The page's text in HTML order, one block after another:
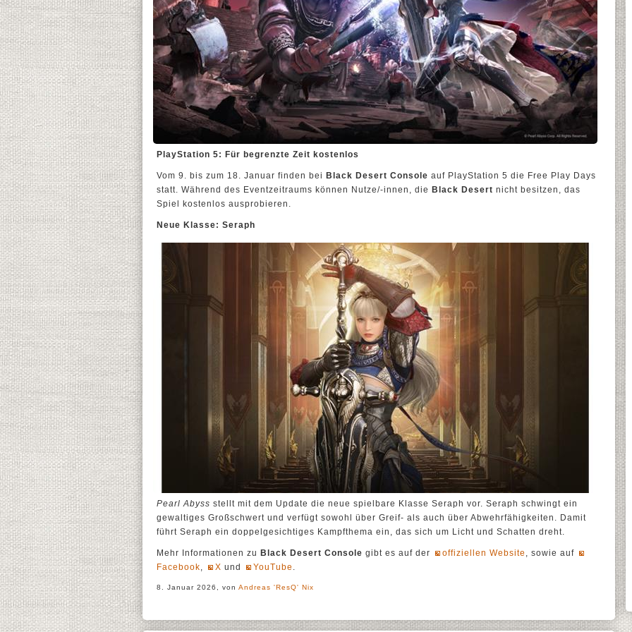
PlayStation 5: Für begrenzte Zeit kostenlos
Vom 9. bis zum 18. Januar finden bei Black Desert Console auf PlayStation 5 die Free Play Days
statt. Während des Eventzeitraums können Nutze/-innen, die Black Desert nicht besitzen, das
Spiel kostenlos ausprobieren.
Neue Klasse: Seraph
Pearl Abyss stellt mit dem Update die neue spielbare Klasse Seraph vor. Seraph schwingt ein
gewaltiges Großschwert und verfügt sowohl über Greif- als auch über Abwehrfähigkeiten. Damit
führt Seraph ein doppelgesichtiges Kampfthema ein, das sich um Licht und Schatten dreht.
Mehr Informationen zu Black Desert Console gibt es auf der offiziellen Website , sowie auf
Facebook, X und YouTube .
8. Januar 2026, von Andreas 'ResQ' Nix